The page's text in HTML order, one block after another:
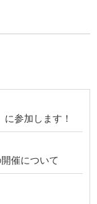
参加します！
催について